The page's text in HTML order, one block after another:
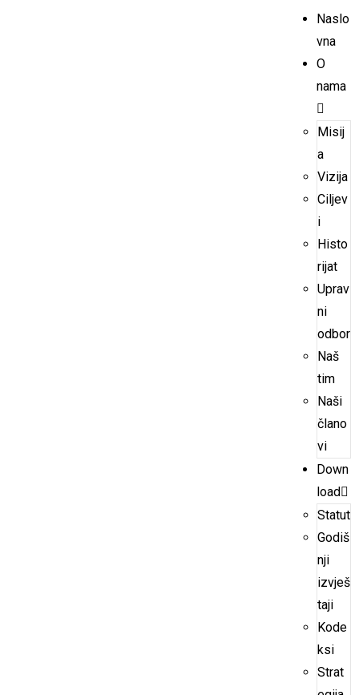
Naslo
vna
O
nama
Misij
a
Vizija
Ciljev
i
Histo
rijat
Uprav
ni
odbor
Naš
tim
Naši
člano
vi
Down
load
Statut
Godiš
nji
izvješ
taji
Kode
ksi
Strat